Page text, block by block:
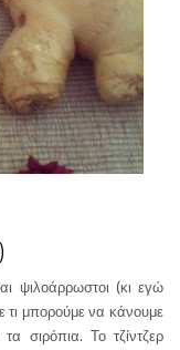
ψιλοάρρωστοι (κι εγώ
τι μπορούμε να κάνουμε
σιρόπια. Το τζίντζερ